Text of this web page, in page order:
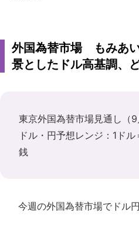
外国為替市場 もみあ
景としたドル高基調、
東京外国為替市場見通し（9
ドル・円予想レンジ：1ド
銭
今週の外国為替市場でドル